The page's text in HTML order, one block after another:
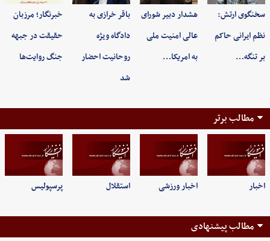
سخنگوی ارتش:
نظم ایرانی حاکم
بر تنگه…
هشدار دبیر شورای
عالی امنیت ملی
به امریکا…
باقر خرازی به
دادگاه ویژه
روحانیت احضار
شد
خبرنگار؛ مرزبان
حقیقت در جبهه
جنگ روایت‌ها
مطالب برتر
اخبار اخبار ورزشی استقلال پرسپولیس
مطالب پیشنهادی